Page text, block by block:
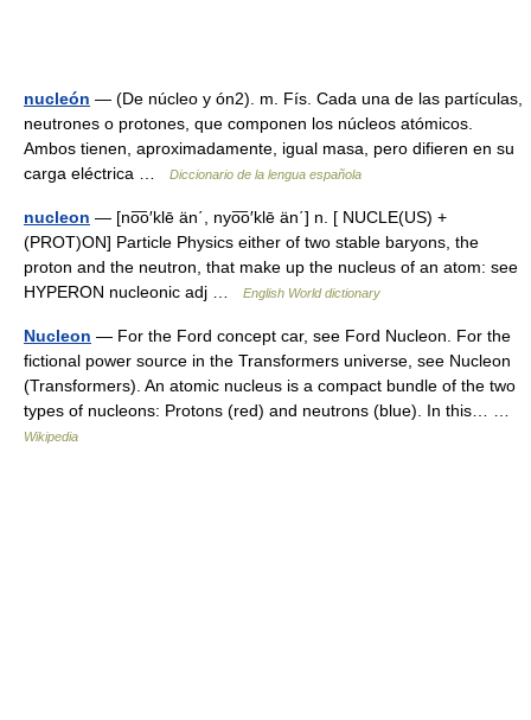
nucleón — (De núcleo y ón2). m. Fís. Cada una de las partículas,
neutrones o protones, que componen los núcleos atómicos.
Ambos tienen, aproximadamente, igual masa, pero difieren en su
carga eléctrica …
Diccionario de la lengua española
nucleon — [no͞o′klē än΄, nyo͞o′klē än΄] n. [ NUCLE(US) +
(PROT)ON] Particle Physics either of two stable baryons, the
proton and the neutron, that make up the nucleus of an atom: see
HYPERON nucleonic adj …
English World dictionary
Nucleon — For the Ford concept car, see Ford Nucleon. For the
fictional power source in the Transformers universe, see Nucleon
(Transformers). An atomic nucleus is a compact bundle of the two
types of nucleons: Protons (red) and neutrons (blue). In this… …
Wikipedia